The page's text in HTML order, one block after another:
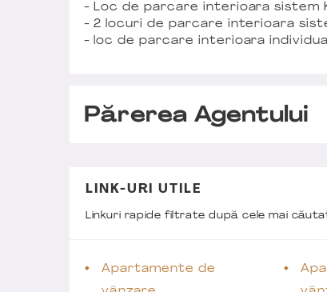
- Loc de parcare interioara sistem
- 2 locuri de parcare interioara
- loc de parcare interioara
Părerea Agentului
LINK-URI UTILE
Linkuri rapide filtrate după cele mai
Apartamente de